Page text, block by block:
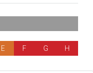
E F G H